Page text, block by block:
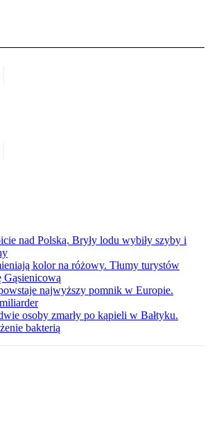
nad Polską. Bryły lodu wybiły szyby i
kolor na różowy. Tłumy turystów
Gąsienicową
najwyższy pomnik w Europie.
osoby zmarły po kąpieli w Bałtyku.
bakterią